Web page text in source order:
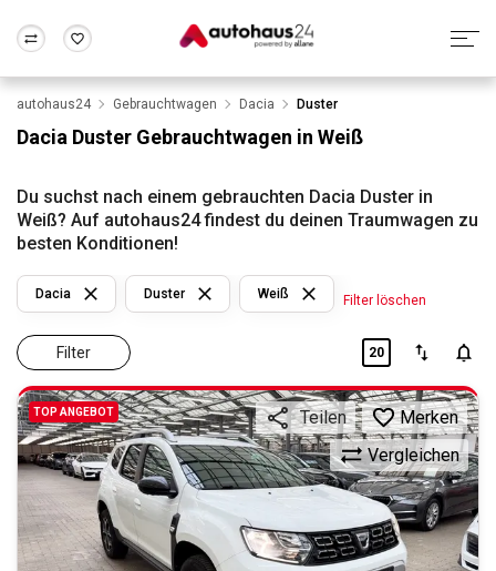
Wir bewerten dein Auto
Alle Fragen & Antworten
Rund um die Inzahlungnahme
Frankfurt Wuppertal
autohaus24 Gebrauchtwagen Dacia Duster
Dacia Duster Gebrauchtwagen in Weiß
Du suchst nach einem gebrauchten Dacia Duster in
Weiß? Auf autohaus24 findest du deinen Traumwagen zu
besten Konditionen!
Filter
Dacia Duster Weiß Filter löschen
20
TOP ANGEBOT
Vergleichen
Teilen Merken